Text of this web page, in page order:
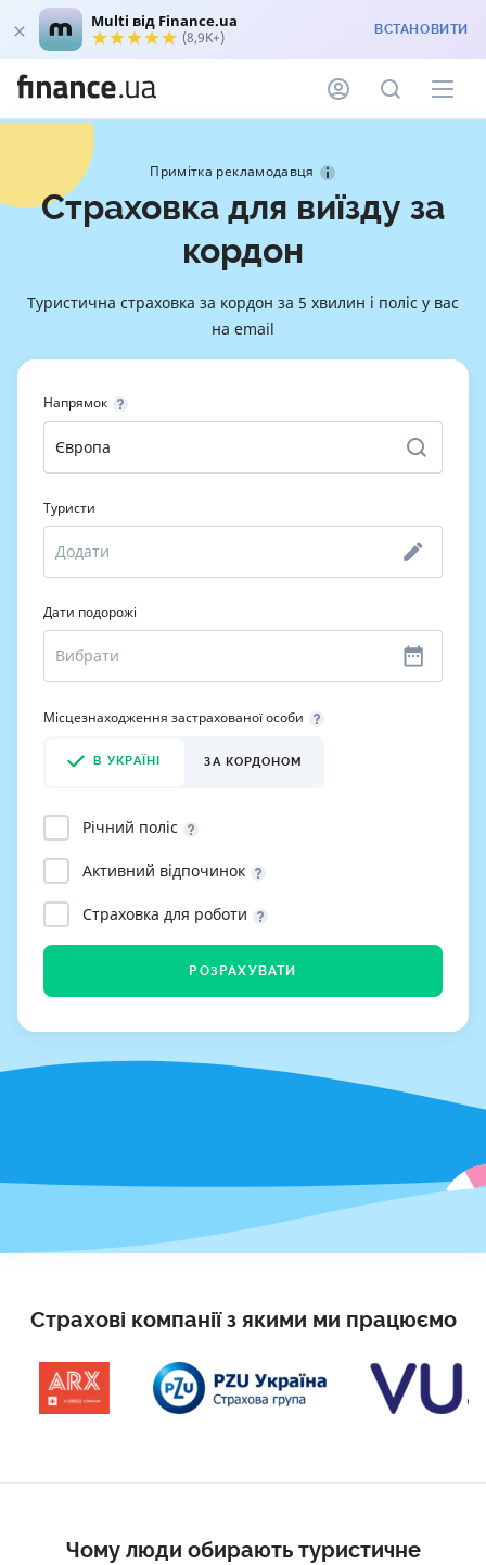
Multi від Finance.ua
(8,9K+) ВСТАНОВИТИ
Примітка рекламодавця
Страховка для виїзду за
кордон
Туристична страховка за кордон за 5 хвилин і поліс у вас
на email
Напрямок
Туристи
Дати подорожі
Місцезнаходження застрахованої особи
В УКРАЇНІ ЗА КОРДОНОМ
Річний поліс
Активний відпочинок
Страховка для роботи
РОЗРАХУВАТИ
Страхові компанії з якими ми працюємо
Чому люди обирають туристичне